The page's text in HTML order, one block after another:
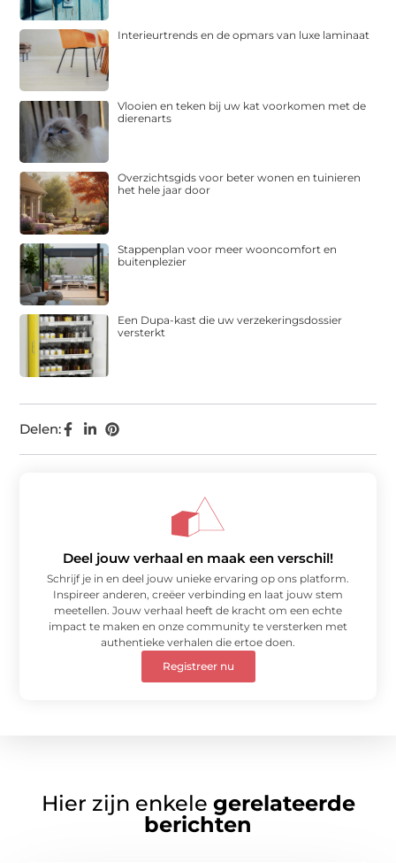
Delen:
Interieurtrends en de opmars van luxe laminaat
Vlooien en teken bij uw kat voorkomen met de
dierenarts
Overzichtsgids voor beter wonen en tuinieren
het hele jaar door
Stappenplan voor meer wooncomfort en
buitenplezier
Een Dupa-kast die uw verzekeringsdossier
versterkt
Deel jouw verhaal en maak een verschil!
Schrijf je in en deel jouw unieke ervaring op ons platform.
Inspireer anderen, creëer verbinding en laat jouw stem
meetellen. Jouw verhaal heeft de kracht om een echte
impact te maken en onze community te versterken met
authentieke verhalen die ertoe doen.
Registreer nu
Hier zijn enkele gerelateerde
berichten